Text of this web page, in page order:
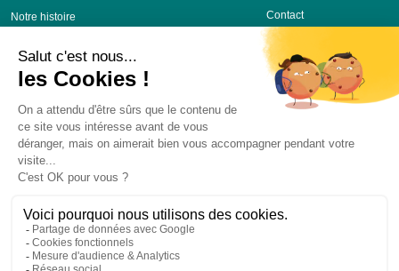
Notre histoire
Nos produits
Nos actus
Nous rejoindre
Contact
FRANCE
BELGIQUE
SUISSE
ITALIE
Nous suivre sur Linkedin
Mentions légales
Alerte tentative de fraude